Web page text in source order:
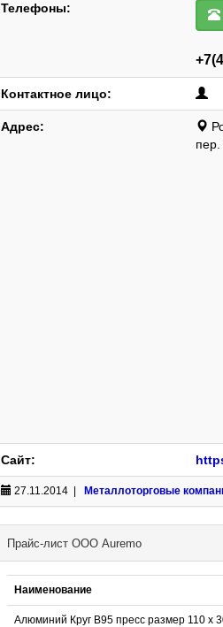
Телефоны:
Контактное лицо:
Адрес:
пер.
Сайт:
27.11.2014 | Металлоторговые
Прайс-лист ООО Auremo
Наименование
Алюминий Круг В95 пресс размер 110 х